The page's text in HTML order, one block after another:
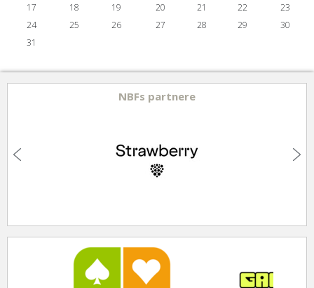
17
18 19 20 21 22
23
24
25 26 27 28 29
30
31
NBFs partnere